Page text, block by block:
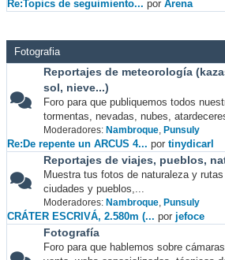
Re:Topics de seguimiento... por Arena
Fotografia
Reportajes de meteorología
sol, nieve...)
Foro para que publiquemos todos
tormentas, nevadas, nubes,
Moderadores: Nambroque, Punsuly
Re:De repente un ARCUS 4... por tinydicarl
Reportajes de viajes, pueblos,
Muestra tus fotos de naturaleza y
ciudades y pueblos,...
Moderadores: Nambroque, Punsuly
CRÁTER ESCRIVÁ, 2.580m (... por jefoce
Fotografía
Foro para que hablemos sobre